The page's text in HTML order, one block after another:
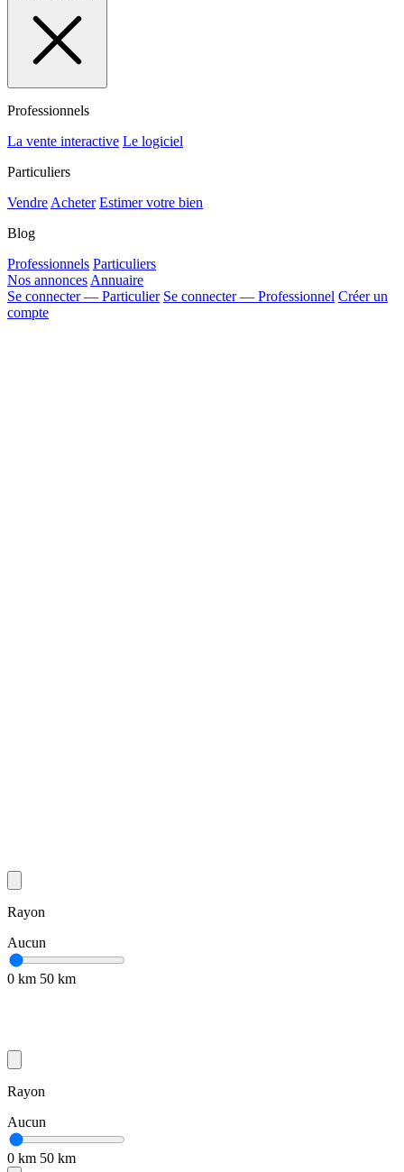
Professionnels
La vente interactive Le logiciel
Particuliers
Vendre Acheter Estimer votre bien
Blog
Professionnels Particuliers
Nos annonces Annuaire
Se connecter — Particulier Se connecter — Professionnel Créer un
compte
Rayon
Aucun
0 km 50 km
Rayon
Aucun
0 km 50 km